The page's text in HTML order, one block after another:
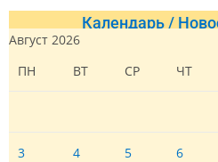
Календарь /
Август 2026
ПН
ВТ СР ЧТ
3 4 5 6